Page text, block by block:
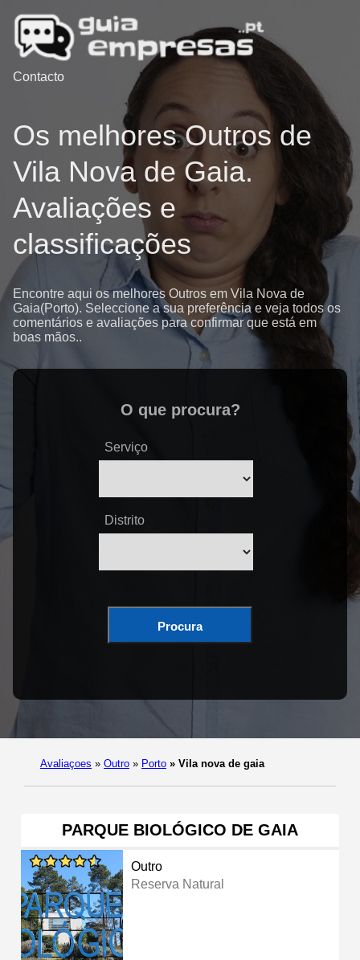
Contacto
Os melhores Outros de
Vila Nova de Gaia.
Avaliações e
classificações
Encontre aqui os melhores Outros em Vila Nova de
Gaia(Porto). Seleccione a sua preferência e veja todos os
comentários e avaliações para confirmar que está em
boas mãos..
O que procura?
Serviço
Distrito
Procura
Avaliaçoes » Outro » Porto » Vila nova de gaia
PARQUE BIOLÓGICO DE GAIA
Outro
Reserva Natural